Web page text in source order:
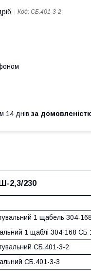
Код: СБ.401-3-2
14 днів за
2,3/230
1 щабель 304-
1 щаблі 304-168
СБ.401-3-
СБ.401-3-3